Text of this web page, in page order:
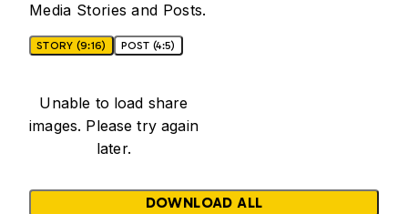
Media Stories and Posts.
STORY (9:16) POST (4:5)
Unable to load share
images. Please try again
later.
DOWNLOAD ALL